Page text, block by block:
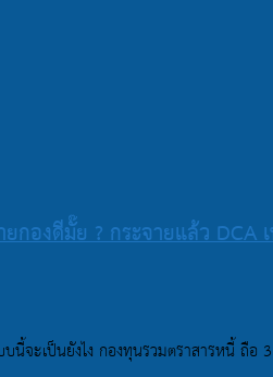
องดีมั๊ย ? กระจายแล้ว DCA
จะเป็นยังไง กองทุนรวมตราสารหนี้